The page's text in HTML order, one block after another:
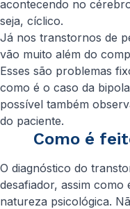
acontecendo no
seja, cíclico.
Já nos transtornos de
vão muito além do
Esses são problemas
como é o caso da
possível também
do paciente.
Como é
O diagnóstico do
desafiador, assim
natureza psicológica.